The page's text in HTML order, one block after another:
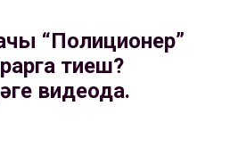
“Полиционер”
тиеш?
видеода.